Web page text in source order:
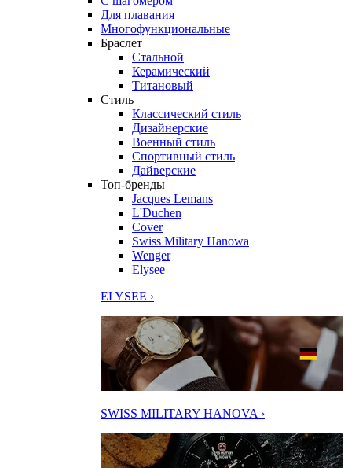
Для плавания
Многофункциональные
Браслет
Стальной
Керамический
Титановый
Стиль
Классический стиль
Дизайнерские
Военный стиль
Спортивный стиль
Дайверские
Топ-бренды
Jacques Lemans
L'Duchen
Cover
Swiss Military Hanowa
Wenger
Elysee
ELYSEE ›
SWISS MILITARY HANOVA ›